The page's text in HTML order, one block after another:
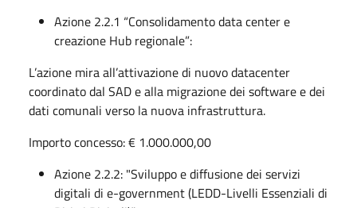
Azione 2.2.1 “Consolidamento data center e
creazione Hub regionale”:
L’azione mira all’attivazione di nuovo datacenter
coordinato dal SAD e alla migrazione dei software e dei
dati comunali verso la nuova infrastruttura.
Importo concesso: € 1.000.000,00
Azione 2.2.2: "Sviluppo e diffusione dei servizi
digitali di e-government (LEDD-Livelli Essenziali di